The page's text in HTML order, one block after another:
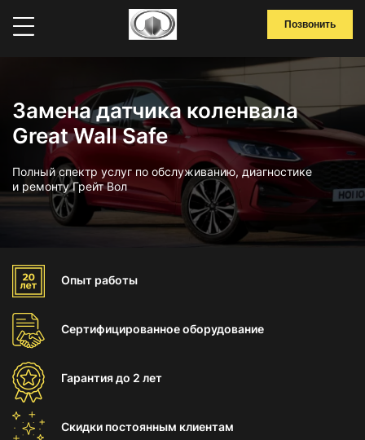
Позвонить
Замена датчика коленвала
Great Wall Safe
Полный спектр услуг по обслуживанию, диагностике
и ремонту Грейт Вол
Опыт работы
Сертифицированноеоборудование
Гарантиядо 2 лет
Скидки постоянным клиентам